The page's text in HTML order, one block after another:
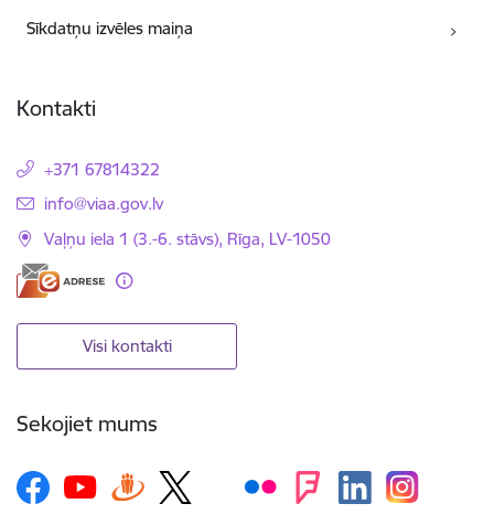
Sīkdatņu izvēles maiņa
Kontakti
+371 67814322
E-pasts:
info@viaa.gov.lv
Vaļņu iela 1 (3.-6. stāvs), Rīga, LV-1050
Visi kontakti
Sekojiet mums